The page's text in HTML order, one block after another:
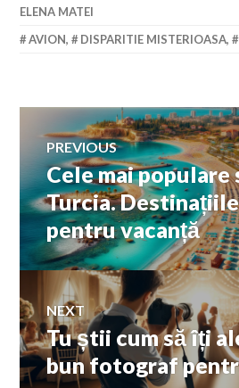
ELENA MATEI
AVION, DISPARITIE MISTERIOASA,
Navigare
în
articole
PREVIOUS
Previous
post:
Cele mai
Turcia.
pentru vacanță
NEXT
Next
post:
Tu știi cum să îți
bun fotograf